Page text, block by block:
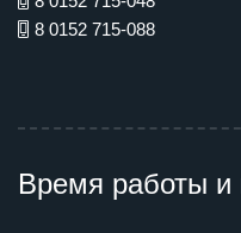
8 0152 715-088
Время работы и